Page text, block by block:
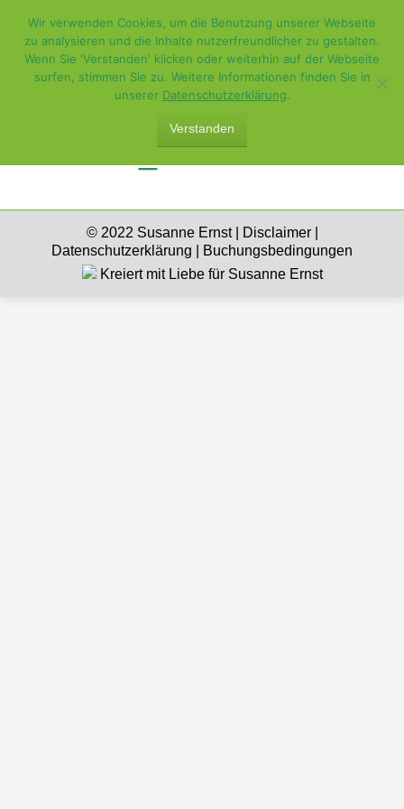
SEITAI_BILD 297×210
© 2022 Susanne Ernst | Disclaimer|
Datenschutzerklärung
Buchungsbedingungen
Kreiert mit Liebe für Susanne Ernst
Wir verwenden Cookies, um die Benutzung unserer Webseite
zu analysieren und die Inhalte nutzerfreundlicher zu gestalten.
Wenn Sie 'Verstanden' klicken oder weiterhin auf der Webseite
surfen, stimmen Sie zu. Weitere Informationen finden Sie in
unserer Datenschutzerklärung.
Verstanden